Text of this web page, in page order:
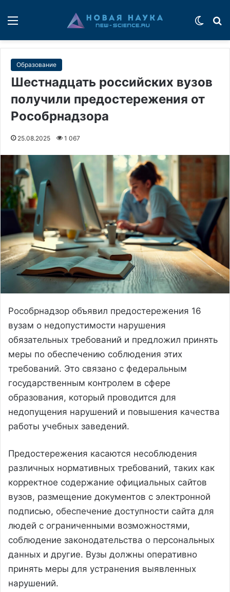
Образование
Шестнадцать российских вузов
получили предостережения от
Рособрнадзора
25.08.2025 1 067
Рособрнадзор объявил предостережения 16
вузам о недопустимости нарушения
обязательных требований и предложил принять
меры по обеспечению соблюдения этих
требований. Это связано с федеральным
государственным контролем в сфере
образования, который проводится для
недопущения нарушений и повышения качества
работы учебных заведений.
Предостережения касаются несоблюдения
различных нормативных требований, таких как
корректное содержание официальных сайтов
вузов, размещение документов с электронной
подписью, обеспечение доступности сайта для
людей с ограниченными возможностями,
соблюдение законодательства о персональных
данных и другие. Вузы должны оперативно
принять меры для устранения выявленных
нарушений.